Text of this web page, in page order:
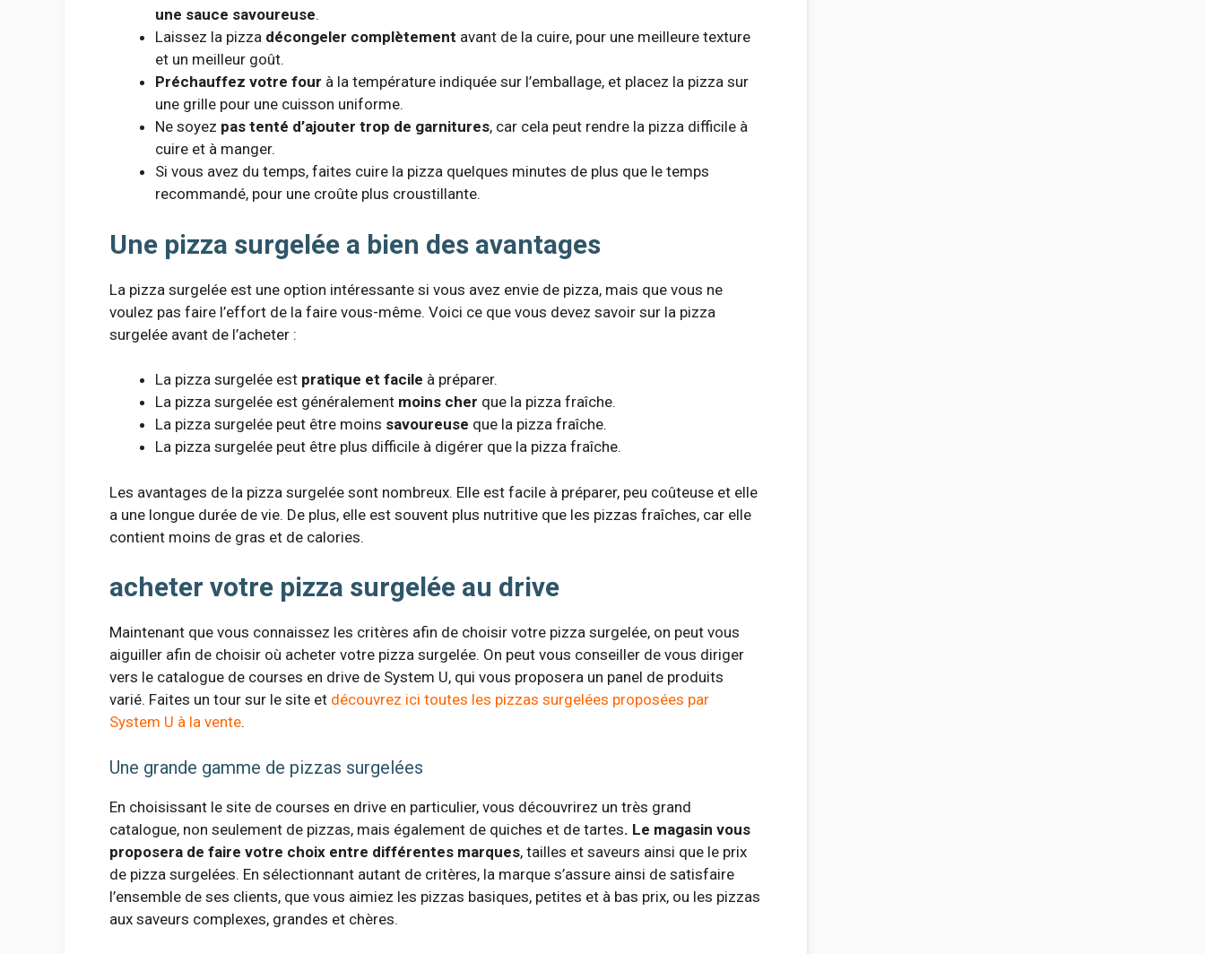
une sauce savoureuse.
Laissez la pizza décongeler complètement avant de la cuire, pour une meilleure texture
et un meilleur goût.
Préchauffez votre four à la température indiquée sur l’emballage, et placez la pizza sur
une grille pour une cuisson uniforme.
Ne soyez pas tenté d’ajouter trop de garnitures, car cela peut rendre la pizza difficile à
cuire et à manger.
Si vous avez du temps, faites cuire la pizza quelques minutes de plus que le temps
recommandé, pour une croûte plus croustillante.
Une pizza surgelée a bien des avantages
La pizza surgelée est une option intéressante si vous avez envie de pizza, mais que vous ne
voulez pas faire l’effort de la faire vous-même. Voici ce que vous devez savoir sur la pizza
surgelée avant de l’acheter :
La pizza surgelée est pratique et facile à préparer.
La pizza surgelée est généralement moins cher que la pizza fraîche.
La pizza surgelée peut être moins savoureuse que la pizza fraîche.
La pizza surgelée peut être plus difficile à digérer que la pizza fraîche.
Les avantages de la pizza surgelée sont nombreux. Elle est facile à préparer, peu coûteuse et elle
a une longue durée de vie. De plus, elle est souvent plus nutritive que les pizzas fraîches, car elle
contient moins de gras et de calories.
acheter votre pizza surgelée au drive
Maintenant que vous connaissez les critères afin de choisir votre pizza surgelée, on peut vous
aiguiller afin de choisir où acheter votre pizza surgelée. On peut vous conseiller de vous diriger
vers le catalogue de courses en drive de System U, qui vous proposera un panel de produits
varié. Faites un tour sur le site et découvrez ici toutes les pizzas surgelées proposées par
System U à la vente.
Une grande gamme de pizzas surgelées
En choisissant le site de courses en drive en particulier, vous découvrirez un très grand
catalogue, non seulement de pizzas, mais également de quiches et de tartes. Le magasin vous
proposera de faire votre choix entre différentes marques, tailles et saveurs ainsi que le prix
de pizza surgelées. En sélectionnant autant de critères, la marque s’assure ainsi de satisfaire
l’ensemble de ses clients, que vous aimiez les pizzas basiques, petites et à bas prix, ou les pizzas
aux saveurs complexes, grandes et chères.